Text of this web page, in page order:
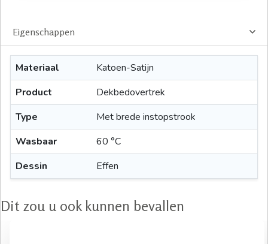
Eigenschappen
Materiaal
Katoen-Satijn
Product
Dekbedovertrek
Type
Met brede instopstrook
Wasbaar
60 °C
Dessin
Effen
Dit zou u ook kunnen bevallen